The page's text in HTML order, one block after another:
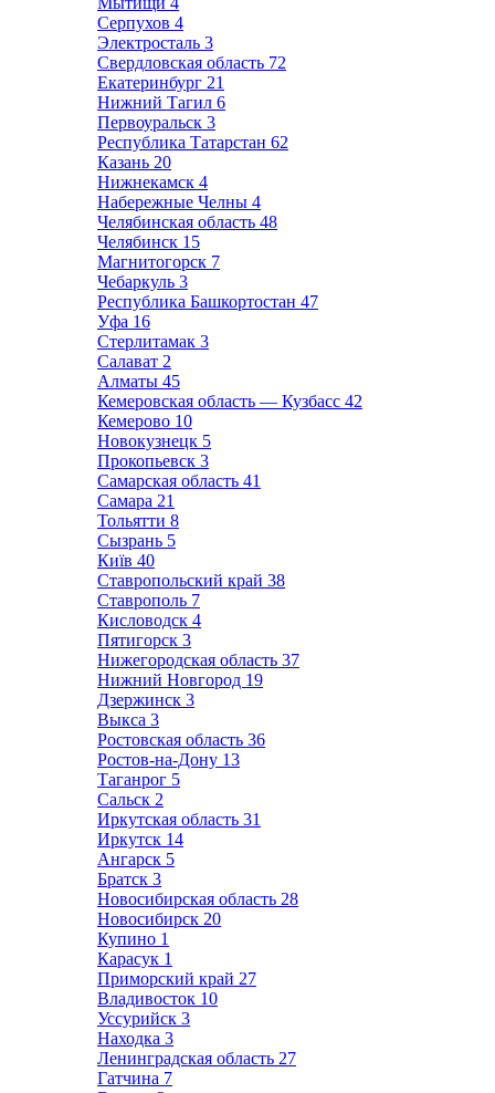
Серпухов 4
Электросталь 3
Свердловская область 72
Екатеринбург 21
Нижний Тагил 6
Первоуральск 3
Республика Татарстан 62
Казань 20
Нижнекамск 4
Набережные Челны 4
Челябинская область 48
Челябинск 15
Магнитогорск 7
Чебаркуль 3
Республика Башкортостан 47
Уфа 16
Стерлитамак 3
Салават 2
Алматы 45
Кемеровская область — Кузбасс 42
Кемерово 10
Новокузнецк 5
Прокопьевск 3
Самарская область 41
Самара 21
Тольятти 8
Сызрань 5
Київ 40
Ставропольский край 38
Ставрополь 7
Кисловодск 4
Пятигорск 3
Нижегородская область 37
Нижний Новгород 19
Дзержинск 3
Выкса 3
Ростовская область 36
Ростов-на-Дону 13
Таганрог 5
Сальск 2
Иркутская область 31
Иркутск 14
Ангарск 5
Братск 3
Новосибирская область 28
Новосибирск 20
Купино 1
Карасук 1
Приморский край 27
Владивосток 10
Уссурийск 3
Находка 3
Ленинградская область 27
Гатчина 7